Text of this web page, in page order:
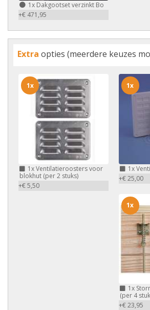
1x Dakgootset verzinkt Bo
+€ 471,95
Extra opties (meerdere keuzes
1xVentilatieroosters voor
blokhut (per 2 stuks)
+€ 5,50
1x
1x
+€ 25,00
1x
1x
(per 4
+€ 23,95
1x